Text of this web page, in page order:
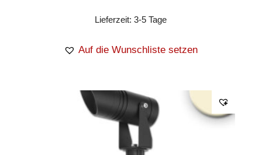
Lieferzeit:3-5 Tage
Auf die Wunschliste setzen